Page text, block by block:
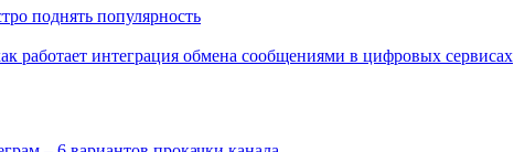
поднять популярность
работает интеграция обмена сообщениями в цифровых сервисах